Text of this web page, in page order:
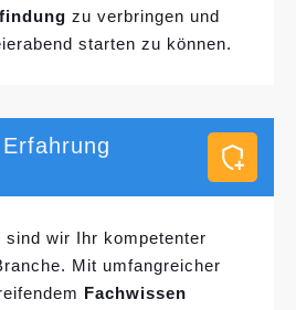
zu verbringen und
starten zu können.
sind wir Ihr kompetenter
Mit umfangreicher
Fachwissen